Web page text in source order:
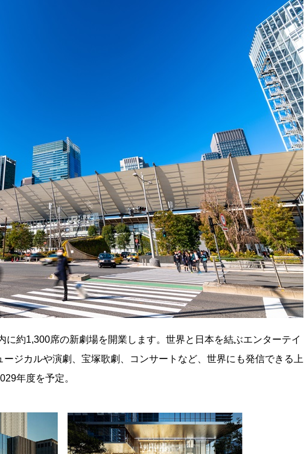
に約1,300席の新劇場を開業します。世界と日本を結ぶエンターテイ
ジカルや演劇、宝塚歌劇、コンサートなど、世界にも発信できる上
年度を予定。